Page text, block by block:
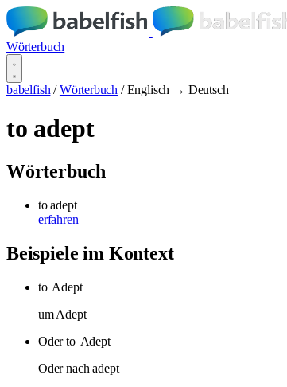
Wörterbuch
babelfish / Wörterbuch / Englisch → Deutsch
to adept
Wörterbuch
to adept
erfahren
Beispiele im Kontext
to Adept
um Adept
Oder to Adept
Oder nach adept